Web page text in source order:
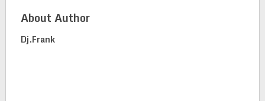
About Author
Dj.frank